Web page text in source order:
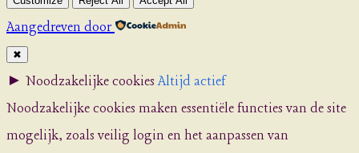
Aangedreven door
✖
► Noodzakelijke cookies Altijd actief
Noodzakelijke cookies maken essentiële functies van de site
mogelijk, zoals veilig login en het aanpassen van